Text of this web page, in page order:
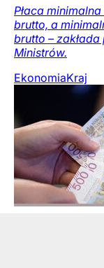
Płaca
brutto, a
brutto –
Ministrów.
EkonomiaKraj